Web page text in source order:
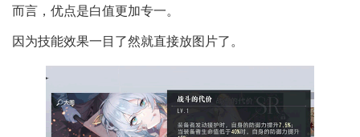
而言，优点是白值更加专一。
因为技能效果一目了然就直接放图片了。